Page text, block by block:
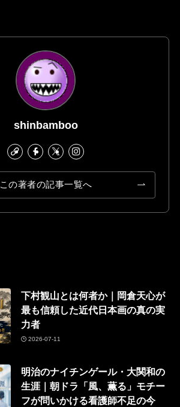
shinbamboo
この著者の記事一覧へ
下村観山とは何者か｜岡倉天心が
最も信頼した近代日本画の真の実
力者
2026-07-11
明治のナイチンゲール・大関和の
生涯｜朝ドラ「風、薫る」モチー
フが問いかける看護師不足の今